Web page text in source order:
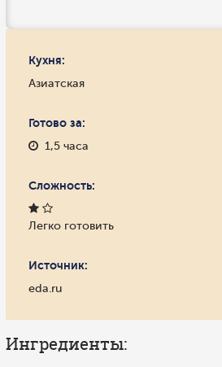
Кухня:
Азиатская
Готово за:
1,5 часа
Сложность:
Легко готовить
Источник:
eda.ru
Ингредиенты: